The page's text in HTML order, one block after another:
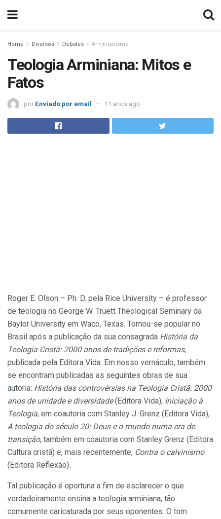
Home Diversos Debates Arminianismo
Teologia Arminiana: Mitos e
Fatos
por Enviado por email 11 anos ago
Roger E. Olson – Ph. D. pela Rice University – é professor
de teologia no George W. Truett Theological Seminary da
Baylor University em Waco, Texas. Tornou-se popular no
Brasil após a publicação da sua consagrada História da
Teologia Cristã: 2000 anos de tradições e reformas,
publicada pela Editora Vida. Em nosso vernáculo, também
se encontram publicadas as seguintes obras de sua
autoria: História das controvérsias na Teologia Cristã: 2000
anos de unidade e diversidade(Editora Vida), Iniciação à
Teologia, em coautoria com Stanley J. Grenz (Editora Vida),
A teologia do século 20: Deus e o mundo numa era de
transição, também em coautoria com Stanley Grenz (Editora
Cultura cristã) e, mais recentemente, Contra o calvinismo
(Editora Reflexão).
Tal publicação é oportuna a fim de esclarecer o que
verdadeiramente ensina a teologia arminiana, tão
comumente caricaturada por seus oponentes. O tom